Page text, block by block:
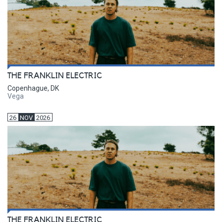
THE FRANKLIN ELECTRIC
Copenhague, DK
Vega
26 NOV 2026
THE FRANKLIN ELECTRIC